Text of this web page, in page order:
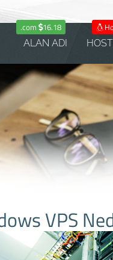
.com 16.18
ALAN ADI
VPS